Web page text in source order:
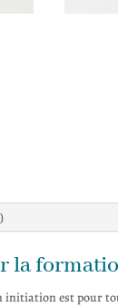
la
est pour